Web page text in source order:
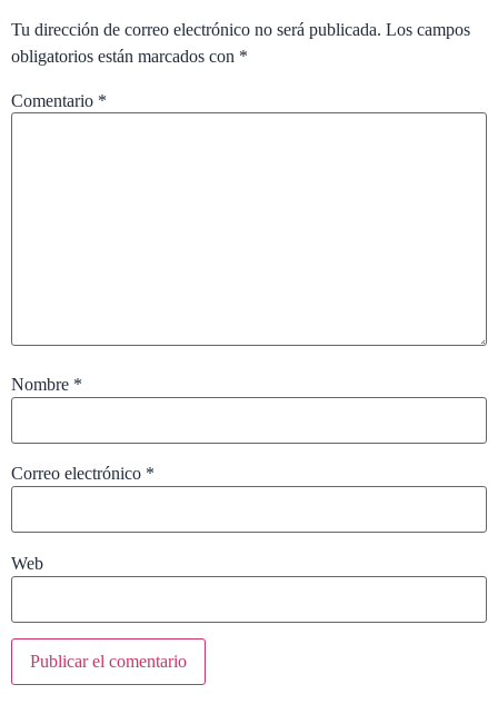
Tu dirección de correo electrónico no será publicada. Los campos
obligatorios están marcados con *
Comentario *
Nombre *
Correo electrónico *
Web